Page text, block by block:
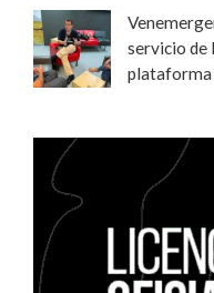
servicio de
plataforma